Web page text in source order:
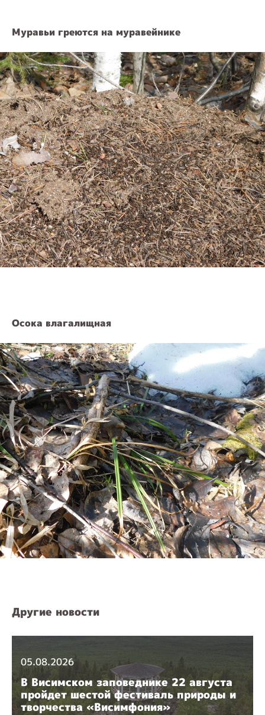
Муравьи греются на муравейнике
Осока влагалищная
Другие новости
05.08.2026
В Висимском заповеднике 22 августа
пройдет шестой фестиваль природы и
творчества «Висимфония»